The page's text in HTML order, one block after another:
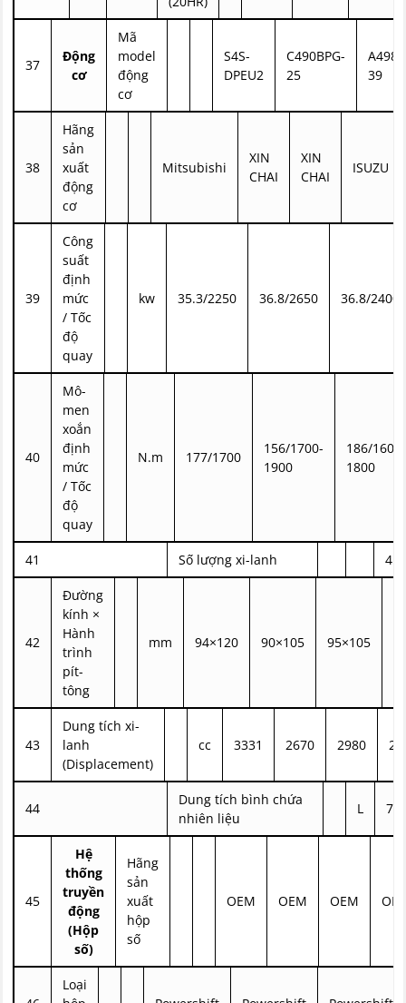
37
Động
cơ
Mã
model
động
cơ
S4S-
DPEU2
C490BPG-
25
39
38
Hãng
sản
xuất
động
cơ
Mitsubishi
XIN
CHAI
XIN
CHAI
ISUZU
39
Công
suất
định
mức
/ Tốc
độ
quay
kw 35.3/2250 36.8/2650 36.8/2400
40
Mô-
men
xoắn
định
mức
/ Tốc
độ
quay
N.m 177/1700
156/1700-
1900
186/1600-
1800
41 Số lượng xi-lanh 4
42
Đường
kính ×
Hành
trình
pít-
tông
mm 94×120 90×105 95×105
43
Dung tích xi-
lanh
(Displacement)
cc 3331 2670 2980
44
Dung tích bình chứa
nhiên liệu
L 70
45
Hệ
thống
truyền
động
(Hộp
số)
Hãng
sản
xuất
hộp
số
OEM OEM OEM
Loại